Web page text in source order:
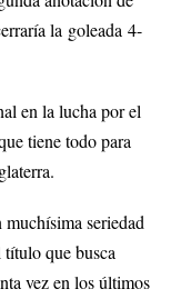
la goleada 4-
en la lucha por el
tiene todo para
seriedad
que busca
vez en los últimos